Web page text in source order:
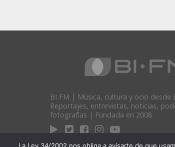
BI FM | Música, cultura y ocio desde
Reportajes, entrevistas, noticias,
fotografías | Fundada en 2008